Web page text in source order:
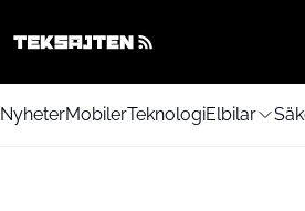
NyheterMobilerTeknologiElbilar